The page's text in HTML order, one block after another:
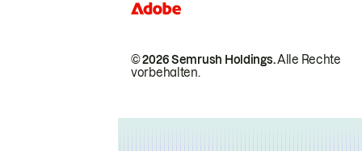
© 2026 Semrush Holdings.Alle Rechte
vorbehalten.